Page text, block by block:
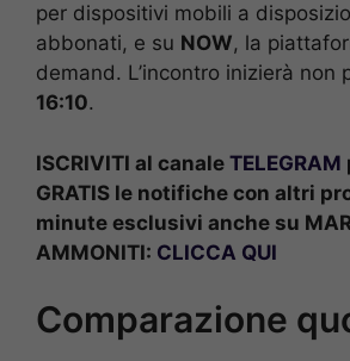
per dispositivi mobili a
abbonati, e su NOW, la
demand. L’incontro inizierà non
16:10.
ISCRIVITI al canale TELEGRAM
GRATIS le notifiche con altri
minute esclusivi anche su
AMMONITI: CLICCA QUI
Comparazione